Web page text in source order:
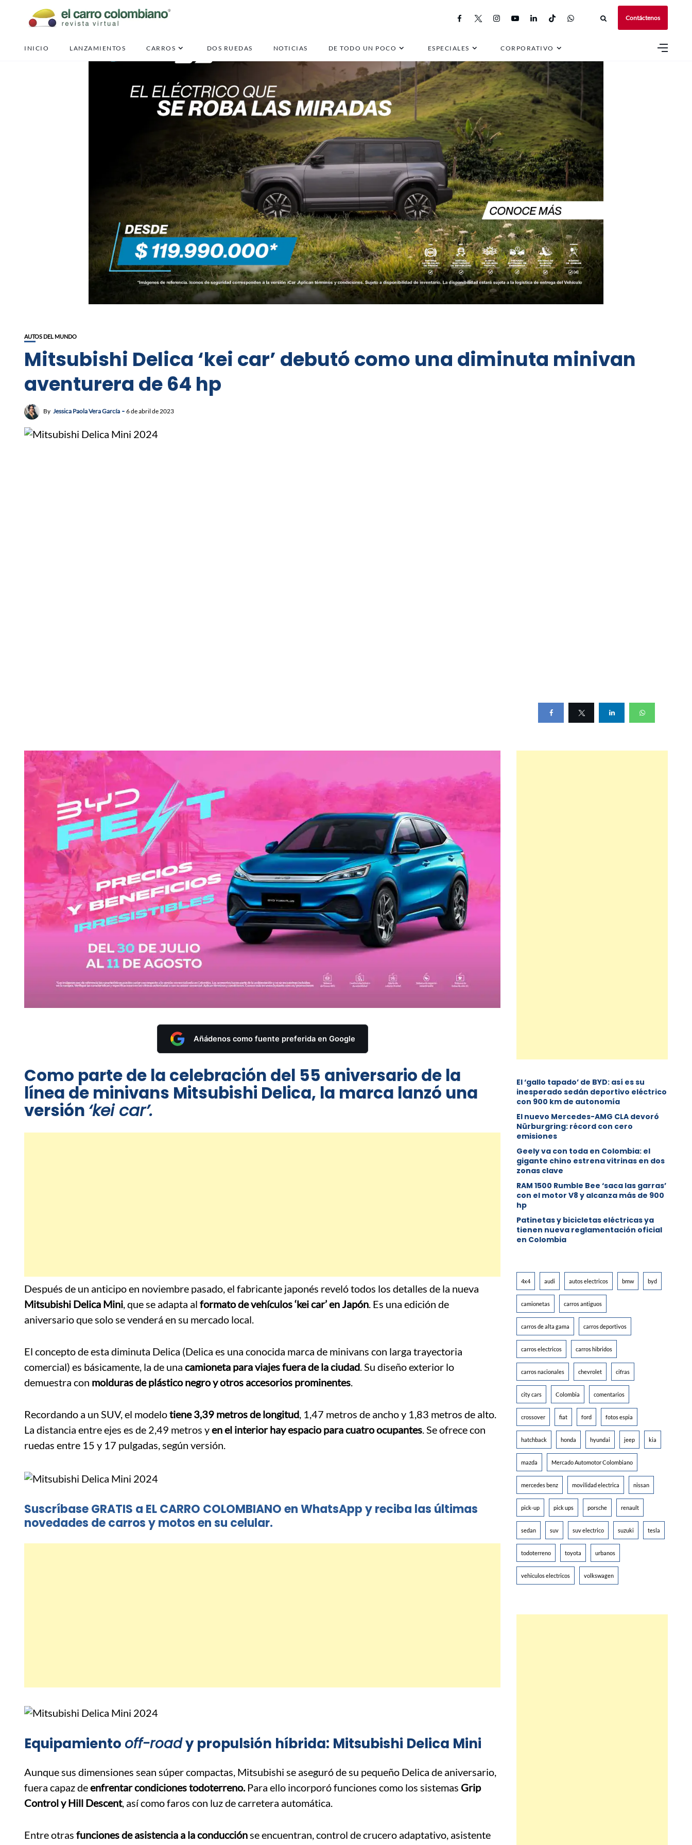
Contáctenos
INICIO LANZAMIENTOS CARROS DOS RUEDAS NOTICIAS DE TODO UN POCO ESPECIALES CORPORATIVO
AUTOS DEL MUNDO
Mitsubishi Delica ‘kei car’ debutó como una diminuta minivan
aventurera de 64 hp
By Jessica Paola Vera García 6 de abril de 2023
Añádenos como fuente preferida en Google
Como parte de la celebración del 55 aniversario de la
línea de minivans Mitsubishi Delica, la marca lanzó una
versión ‘kei car’.
Después de un anticipo en noviembre pasado, el fabricante japonés reveló todos los detalles de la nueva
Mitsubishi Delica Mini, que se adapta al formato de vehículos ‘kei car’ en Japón. Es una edición de
aniversario que solo se venderá en su mercado local.
El concepto de esta diminuta Delica (Delica es una conocida marca de minivans con larga trayectoria
comercial) es básicamente, la de una camioneta para viajes fuera de la ciudad. Su diseño exterior lo
demuestra con molduras de plástico negro y otros accesorios prominentes.
Recordando a un SUV, el modelotiene 3,39 metros de longitud, 1,47 metros de ancho y 1,83 metros de alto.
La distancia entre ejes es de 2,49 metros yen el interior hay espacio para cuatro ocupantes. Se ofrece con
ruedas entre 15 y 17 pulgadas, según versión.
Suscríbase GRATIS a EL CARRO COLOMBIANO en WhatsApp y reciba las últimas
novedades de carros y motos en su celular.
Equipamiento off-roady propulsión híbrida: Mitsubishi Delica Mini
Aunque sus dimensiones sean súper compactas, Mitsubishi se aseguró de su pequeño Delica de aniversario,
fuera capaz deenfrentar condiciones todoterreno.Para ello incorporó funciones como los sistemas Grip
Control y Hill Descent, así como faros con luz de carretera automática.
Entre otras funciones de asistencia a la conducciónse encuentran, control de crucero adaptativo, asistente
El ‘gallo tapado’ de BYD: así es su
inesperado sedán deportivo eléctrico
con 900 km de autonomía
El nuevo Mercedes-AMG CLA devoró
Nürburgring: récord con cero
emisiones
Geely va con toda en Colombia: el
gigante chino estrena vitrinas en dos
zonas clave
RAM 1500 Rumble Bee ‘saca las garras’
con el motor V8 y alcanza más de 900
hp
Patinetas y bicicletas eléctricas ya
tienen nueva reglamentación oficial
en Colombia
4x4 audi autos electricos bmw byd
camionetas carros antiguos
carros de alta gama carros deportivos
carros electricos carros hibridos
carros nacionales chevrolet cifras
city cars Colombia comentarios
crossover fiat ford fotos espia
hatchback honda hyundai jeep kia
mazda Mercado Automotor Colombiano
mercedes benz movilidad electrica nissan
pick-up pick ups porsche renault
sedan suv suv electrico suzuki tesla
todoterreno toyota urbanos
vehiculos electricos volkswagen